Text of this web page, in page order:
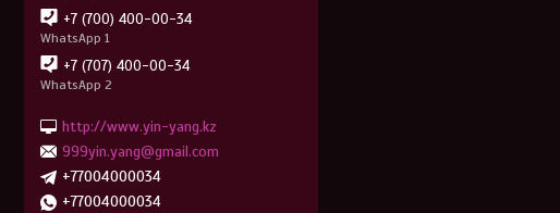
+7 (700) 400-00-34
WhatsApp 1
+7 (707) 400-00-34
WhatsApp 2
http://www.yin-yang.kz
999yin.yang@gmail.com
+77004000034
+77004000034